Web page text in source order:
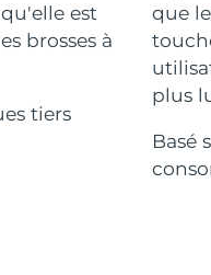
est
brosses à
tiers
que
plus
Basé
Livraison estimée 8/11/26
8/9/26
Livraison estimée
8/10/26